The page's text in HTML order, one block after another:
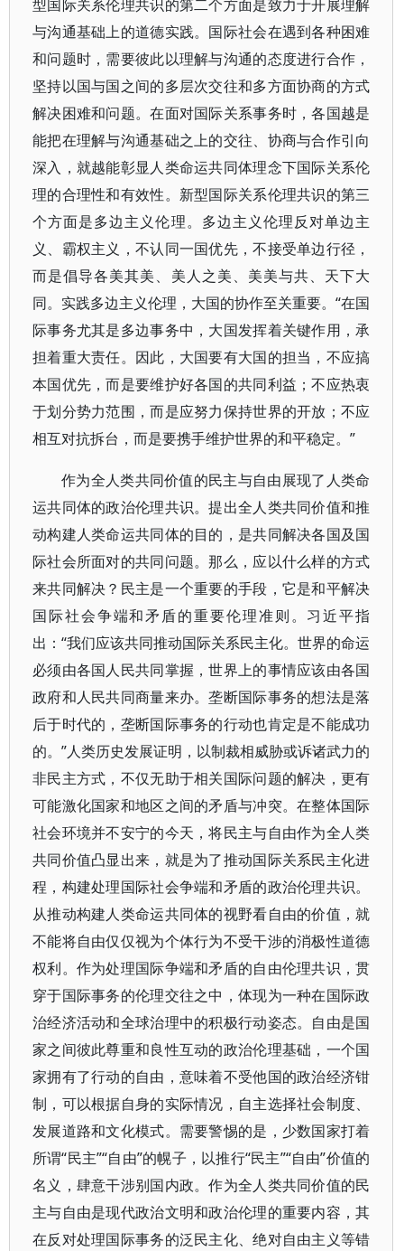
型国际关系伦理共识的第二个方面是致力于开展理解
与沟通基础上的道德实践。国际社会在遇到各种困难
和问题时，需要彼此以理解与沟通的态度进行合作，
坚持以国与国之间的多层次交往和多方面协商的方式
解决困难和问题。在面对国际关系事务时，各国越是
能把在理解与沟通基础之上的交往、协商与合作引向
深入，就越能彰显人类命运共同体理念下国际关系伦
理的合理性和有效性。新型国际关系伦理共识的第三
个方面是多边主义伦理。多边主义伦理反对单边主
义、霸权主义，不认同一国优先，不接受单边行径，
而是倡导各美其美、美人之美、美美与共、天下大
同。实践多边主义伦理，大国的协作至关重要。“在国
际事务尤其是多边事务中，大国发挥着关键作用，承
担着重大责任。因此，大国要有大国的担当，不应搞
本国优先，而是要维护好各国的共同利益；不应热衷
于划分势力范围，而是应努力保持世界的开放；不应
相互对抗拆台，而是要携手维护世界的和平稳定。”
作为全人类共同价值的民主与自由展现了人类命
运共同体的政治伦理共识。提出全人类共同价值和推
动构建人类命运共同体的目的，是共同解决各国及国
际社会所面对的共同问题。那么，应以什么样的方式
来共同解决？民主是一个重要的手段，它是和平解决
国际社会争端和矛盾的重要伦理准则。习近平指
出：“我们应该共同推动国际关系民主化。世界的命运
必须由各国人民共同掌握，世界上的事情应该由各国
政府和人民共同商量来办。垄断国际事务的想法是落
后于时代的，垄断国际事务的行动也肯定是不能成功
的。”人类历史发展证明，以制裁相威胁或诉诸武力的
非民主方式，不仅无助于相关国际问题的解决，更有
可能激化国家和地区之间的矛盾与冲突。在整体国际
社会环境并不安宁的今天，将民主与自由作为全人类
共同价值凸显出来，就是为了推动国际关系民主化进
程，构建处理国际社会争端和矛盾的政治伦理共识。
从推动构建人类命运共同体的视野看自由的价值，就
不能将自由仅仅视为个体行为不受干涉的消极性道德
权利。作为处理国际争端和矛盾的自由伦理共识，贯
穿于国际事务的伦理交往之中，体现为一种在国际政
治经济活动和全球治理中的积极行动姿态。自由是国
家之间彼此尊重和良性互动的政治伦理基础，一个国
家拥有了行动的自由，意味着不受他国的政治经济钳
制，可以根据自身的实际情况，自主选择社会制度、
发展道路和文化模式。需要警惕的是，少数国家打着
所谓“民主”“自由”的幌子，以推行“民主”“自由”价值的
名义，肆意干涉别国内政。作为全人类共同价值的民
主与自由是现代政治文明和政治伦理的重要内容，其
在反对处理国际事务的泛民主化、绝对自由主义等错